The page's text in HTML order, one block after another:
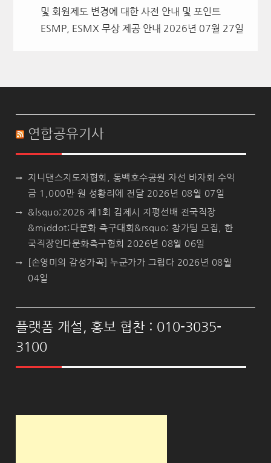
및 회원제도 변경에 대한 사전 안내 및 포인트
ESMP, ESMX 무상 제공 안내 2026년 07월 27일
연합공유기사
지니댄스지도자협회, 동백호수공원 자선 바자회 수익
금 1,000만 원 성황리에 전달 2026년 08월 07일
&lsquo;2026 제1회 김제시 지평선배 전국직장
&middot;다문화 축구대회&rsquo; 참가팀 모집, 한
국직장인다문화축구협회 2026년 08월 06일
[손영미의 감성가곡] 누군가가 그립다 2026년 08월
04일
플랫폼 개설, 홍보 협찬 : 010-3035-
3100